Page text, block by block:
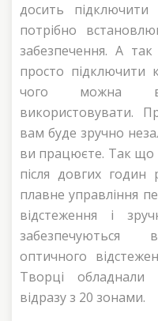
досить
потрібно
забезпечення. А
просто підключити
чого можна
використовувати.
вам буде зручно
ви працюєте. Так що
після довгих годин
плавне управління
відстеження і
забезпечуються
оптичного
Творці обладнали
відразу з 20 зонами.